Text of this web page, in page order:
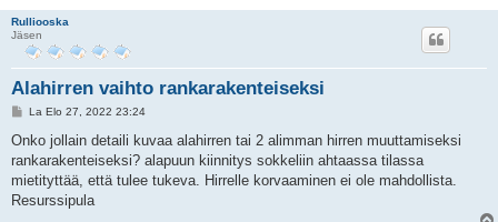
Rulliooska
Jäsen
Alahirren vaihto rankarakenteiseksi
V
e
t
i
La Elo 27, 2022 23:24
Onko jollain detaili kuvaa alahirren tai 2 alimman hirren muuttamiseksi
rankarakenteiseksi? alapuun kiinnitys sokkeliin ahtaassa tilassa
mietityttää, että tulee tukeva. Hirrelle korvaaminen ei ole mahdollista.
Resurssipula